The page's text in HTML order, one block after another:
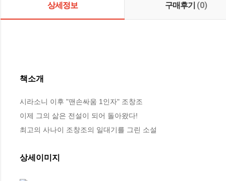
상세정보 구매후기 (0)
책소개
시라소니 이후 "맨손싸움 1인자" 조창조
이제 그의 삶은 전설이 되어 돌아왔다!
최고의 사나이 조창조의 일대기를 그린 소설
상세이미지